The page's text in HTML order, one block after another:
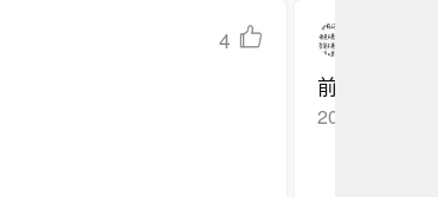
4
2026-04-25